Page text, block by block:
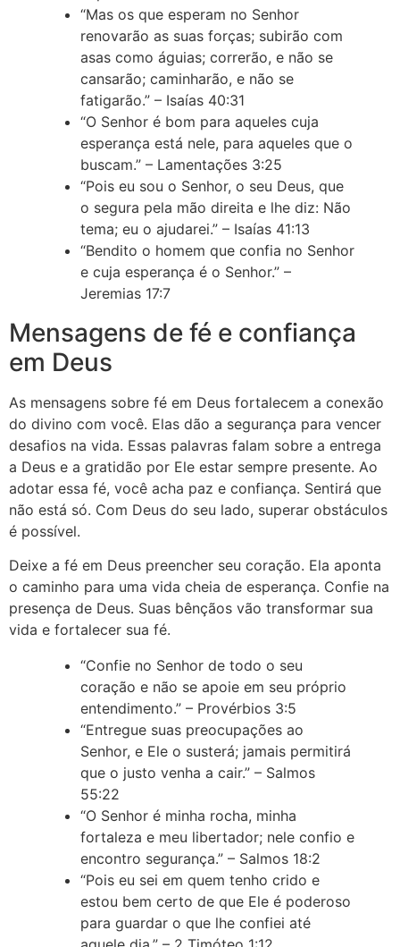
“Mas os que esperam no Senhor
renovarão as suas forças; subirão com
asas como águias; correrão, e não se
cansarão; caminharão, e não se
fatigarão.” – Isaías 40:31
“O Senhor é bom para aqueles cuja
esperança está nele, para aqueles que o
buscam.” – Lamentações 3:25
“Pois eu sou o Senhor, o seu Deus, que
o segura pela mão direita e lhe diz: Não
tema; eu o ajudarei.” – Isaías 41:13
“Bendito o homem que confia no Senhor
e cuja esperança é o Senhor.” –
Jeremias 17:7
Mensagens de fé e confiança
em Deus
As mensagens sobre fé em Deus fortalecem a conexão
do divino com você. Elas dão a segurança para vencer
desafios na vida. Essas palavras falam sobre a entrega
a Deus e a gratidão por Ele estar sempre presente. Ao
adotar essa fé, você acha paz e confiança. Sentirá que
não está só. Com Deus do seu lado, superar obstáculos
é possível.
Deixe a fé em Deus preencher seu coração. Ela aponta
o caminho para uma vida cheia de esperança. Confie na
presença de Deus. Suas bênçãos vão transformar sua
vida e fortalecer sua fé.
“Confie no Senhor de todo o seu
coração e não se apoie em seu próprio
entendimento.” – Provérbios 3:5
“Entregue suas preocupações ao
Senhor, e Ele o susterá; jamais permitirá
que o justo venha a cair.” – Salmos
55:22
“O Senhor é minha rocha, minha
fortaleza e meu libertador; nele confio e
encontro segurança.” – Salmos 18:2
“Pois eu sei em quem tenho crido e
estou bem certo de que Ele é poderoso
para guardar o que lhe confiei até